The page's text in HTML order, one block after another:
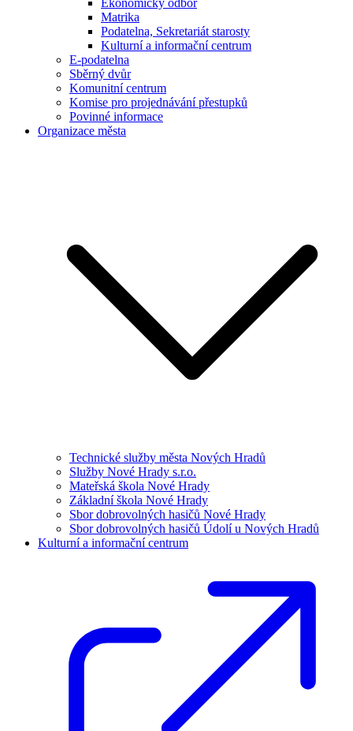
Ekonomický odbor
Matrika
Podatelna, Sekretariát starosty
Kulturní a informační centrum
E-podatelna
Sběrný dvůr
Komunitní centrum
Komise pro projednávání přestupků
Povinné informace
Organizace města
Technické služby města Nových Hradů
Služby Nové Hrady s.r.o.
Mateřská škola Nové Hrady
Základní škola Nové Hrady
Sbor dobrovolných hasičů Nové Hrady
Sbor dobrovolných hasičů Údolí u Nových Hradů
Kulturní a informační centrum